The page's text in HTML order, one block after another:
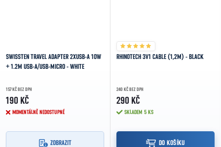
SWISSTEN TRAVEL ADAPTER 2XUSB-A 10W
+ 1.2M USB-A/USB-MICRO - WHITE
157 KČ BEZ DPH
190 KČ
MOMENTÁLNĚ NEDOSTUPNÉ
ZOBRAZIT
RHINOTECH 3V1 CABLE (1,2M) - BLACK
240 KČ BEZ DPH
290 KČ
SKLADEM 5 KS
DO KOŠÍKU